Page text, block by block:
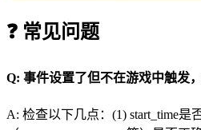
❓ 常见问题
Q: 事件设置了但不在游戏中触发
A: 检查以下几点：(1) start_time是